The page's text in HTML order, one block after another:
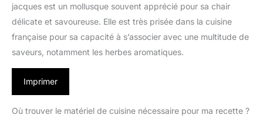
jacques est un mollusque souvent apprécié pour sa chair
délicate et savoureuse. Elle est très prisée dans la cuisine
française pour sa capacité à s’associer avec une multitude de
saveurs, notamment les herbes aromatiques.
Imprimer
Où trouver le matériel de cuisine nécessaire pour ma recette ?